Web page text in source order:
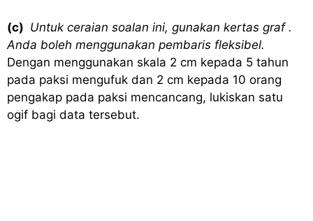
(c) Untuk ceraian soalan ini, gunakan kertas graf .
Anda boleh menggunakan pembaris fleksibel.
Dengan menggunakan skala 2 cm kepada 5 tahun
pada paksi mengufuk dan 2 cm kepada 10 orang
pengakap pada paksi mencancang, lukiskan satu
ogif bagi data tersebut.